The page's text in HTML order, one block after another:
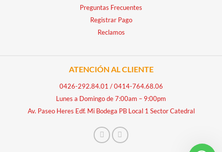
Preguntas Frecuentes
Registrar Pago
Reclamos
ATENCIÓN AL CLIENTE
0426-292.84.01 /0414-764.68.06
Lunes a Domingo de 7:00am – 9:00pm
Av. Paseo Heres Edf. Mi Bodega PB Local 1 Sector Catedral